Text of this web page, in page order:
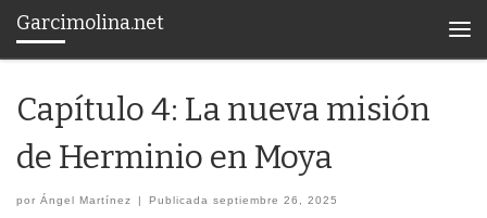
Saltar al contenido
Garcimolina.net
Capítulo 4: La nueva misión
de Herminio en Moya
por Ángel Martínez | Publicadaseptiembre 26, 2025